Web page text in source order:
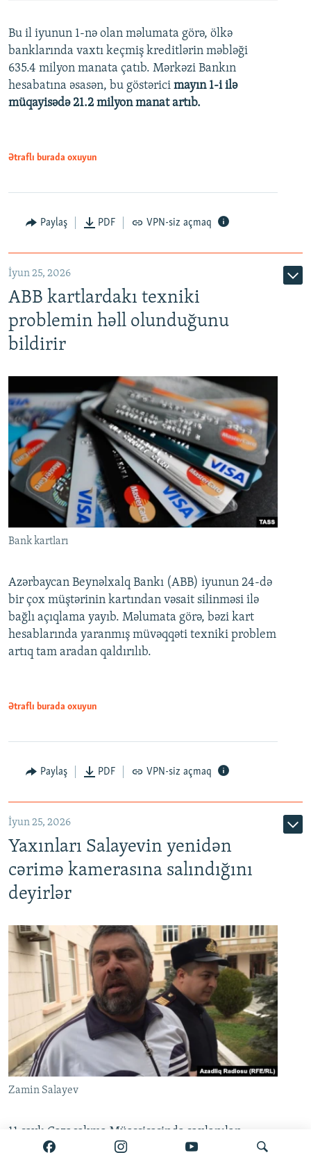
Auto 240p 360p 480p
720p 1080p
360p
480p
720p
Bu il iyunun 1-nə olan məlumata görə, ölkə
banklarında vaxtı keçmiş kreditlərin məbləği
635.4 milyon manata çatıb. Mərkəzi Bankın
hesabatına əsasən, bu göstərici mayın 1-i ilə
müqayisədə 21.2 milyon manat artıb.
Ətraflı burada oxuyun
Paylaş PDF VPN-siz açmaq
İyun 25, 2026
ABB kartlardakı texniki
problemin həll olunduğunu
bildirir
Bank kartları
Azərbaycan Beynəlxalq Bankı (ABB) iyunun 24-də
bir çox müştərinin kartından vəsait silinməsi ilə
bağlı açıqlama yayıb. Məlumata görə, bəzi kart
hesablarında yaranmış müvəqqəti texniki problem
artıq tam aradan qaldırılıb.
Ətraflı burada oxuyun
Paylaş PDF VPN-siz açmaq
İyun 25, 2026
Yaxınları Salayevin yenidən
cərimə kamerasına salındığını
deyirlər
Zamin Salayev
11 saylı Cəzaçəkmə Müəssisəsində saxlanılan
müxalif Azərbaycan Xalq Cəbhəsi Partiyası